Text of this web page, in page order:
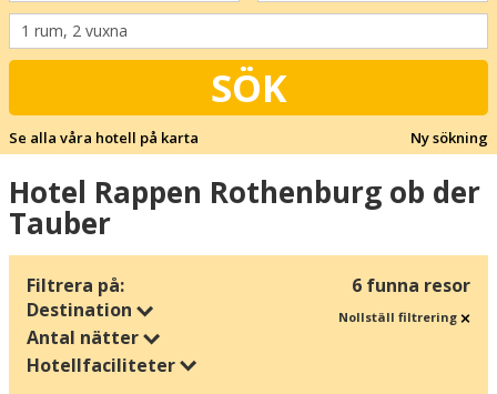
SÖK
Se alla våra hotell på karta Ny sökning
Hotel Rappen Rothenburg ob der
Tauber
Filtrera på:
6 funna resor
Destination
Antal nätter
Hotellfaciliteter
Nollställ filtrering